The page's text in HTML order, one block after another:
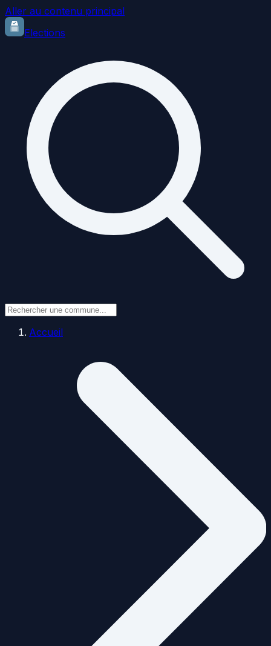
Aller au contenu principal
Elections
Accueil